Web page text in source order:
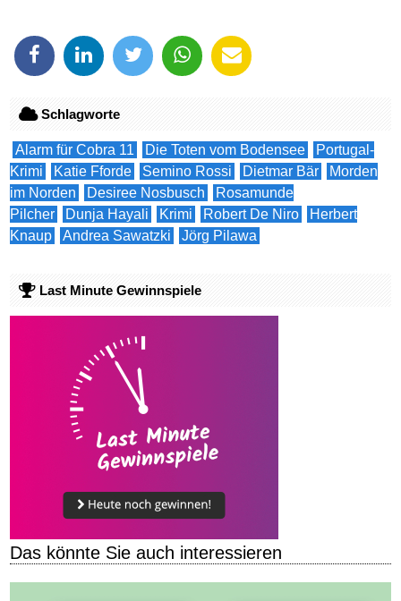
Schlagworte
Alarm für Cobra 11 Die Toten vom Bodensee
Portugal-
Krimi
Katie Fforde Semino Rossi Dietmar Bär
Morden
im Norden
Desiree Nosbusch
Rosamunde
Pilcher
Dunja Hayali Krimi Robert De Niro
Herbert
Knaup
Andrea Sawatzki Jörg Pilawa
Last Minute Gewinnspiele
Das könnte Sie auch interessieren